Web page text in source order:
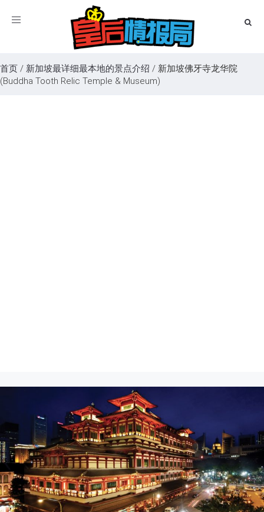
Toggle
首页 / 新加坡最详细最本地的景点介绍 / 新加坡佛牙寺龙华院
(Buddha Tooth Relic Temple & Museum)